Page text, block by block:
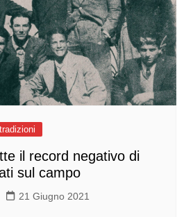
il record negativo di
sul campo
21 Giugno 2021